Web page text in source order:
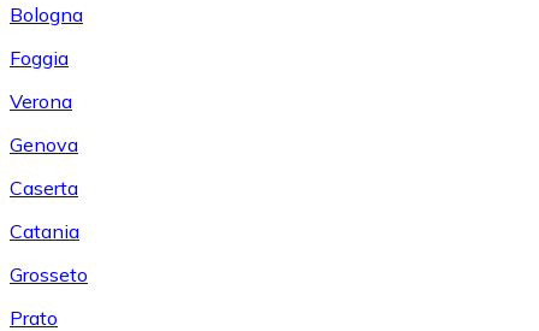
Bologna
Foggia
Verona
Genova
Caserta
Catania
Grosseto
Prato